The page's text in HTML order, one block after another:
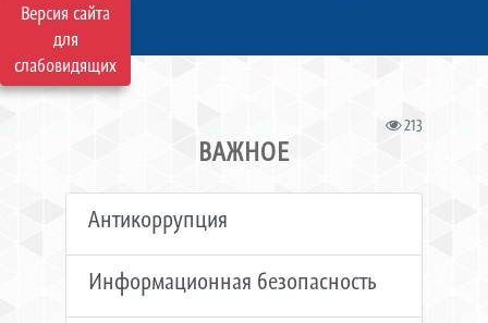
Версия сайта
для
слабовидящих
213
ВАЖНОЕ
Антикоррупция
Информационная безопасность